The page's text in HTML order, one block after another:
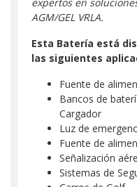
AGM/GEL VRLA.
Esta Batería está
las siguientes
Fuente de
Bancos de
Cargador
Luz de
Fuente de
Señalización
Sistemas de